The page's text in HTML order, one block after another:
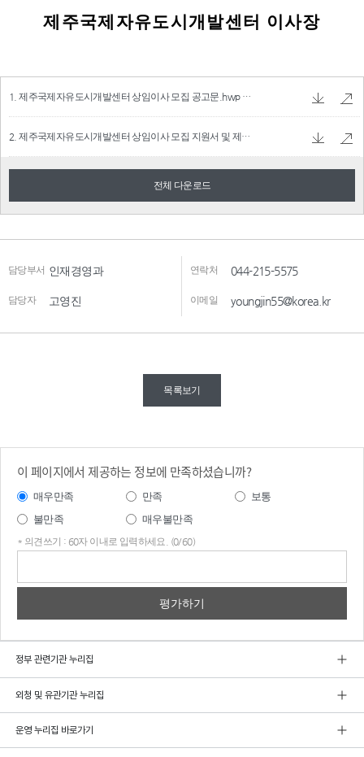
1. 제주국제자유도시개발센터 상임이사 모집 공고문.hwp
256.0 KB
2. 제주국제자유도시개발센터 상임이사 모집 지원서 및 제출서류.hwp 112.0 KB
전체 다운로드
담당부서 인재경영과 연락처 044-215-5575
담당자 고영진 이메일 youngjin55@korea.kr
목록보기
이 페이지에서 제공하는 정보에 만족하셨습니까?
매우만족 만족
보통
불만족
매우불만족
* 의견쓰기 : 60자 이내로 입력하세요. (0/60)
정부 관련기관 누리집
외청 및 유관기관 누리집
운영 누리집 바로가기